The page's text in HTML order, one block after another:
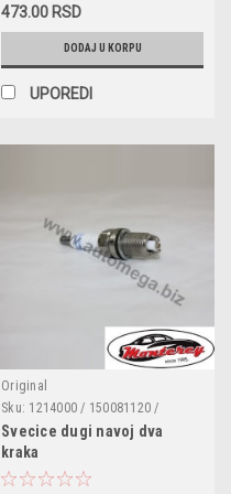
473.00 RSD
DODAJ U KORPU
UPOREDI
Original
Sku: 1214000 / 150081120 /
101000033AG / 12129064617 /
9004851165000 / 46480309 /
9619624580 / 1214005 / 1214455 /
32017540 / 32025875 / 90444723 /
Svecice dugi navoj dva
kraka